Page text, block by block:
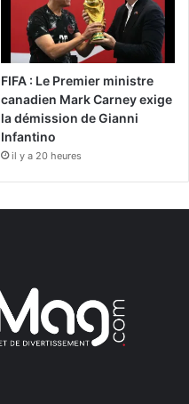
FIFA : Le Premier ministre
canadien Mark Carney exige
la démission de Gianni
Infantino
il y a 20 heures